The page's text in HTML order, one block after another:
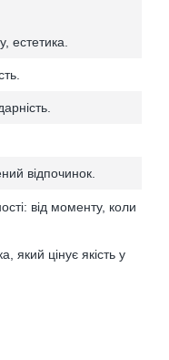
естетика.
відпочинок.
від моменту, коли
який цінує якість у